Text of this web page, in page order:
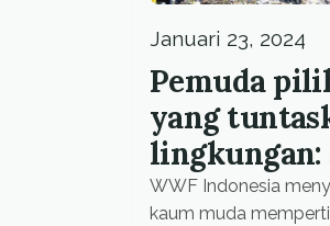
Januari 23, 2024
Pemuda
yang
WWF Indonesia
kaum muda